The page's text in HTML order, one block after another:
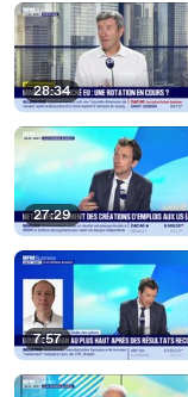
28:34
27:29
7:57